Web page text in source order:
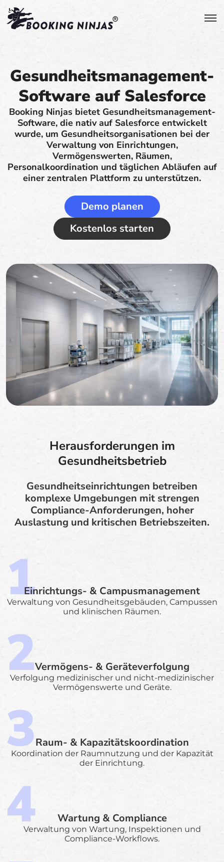
Gesundheitsmanagement-
Software auf Salesforce
Booking Ninjas bietet Gesundheitsmanagement-
Software, die nativ auf Salesforce entwickelt
wurde, um Gesundheitsorganisationen bei der
Verwaltung von Einrichtungen,
Vermögenswerten, Räumen,
Personalkoordination und täglichen Abläufen auf
einer zentralen Plattform zu unterstützen.
Demo planen
Kostenlos starten
Herausforderungen im
Gesundheitsbetrieb
Gesundheitseinrichtungen betreiben
komplexe Umgebungen mit strengen
Compliance-Anforderungen, hoher
Auslastung und kritischen Betriebszeiten.
Einrichtungs- & Campusmanagement
Verwaltung von Gesundheitsgebäuden, Campussen
und klinischen Räumen.
Vermögens- & Geräteverfolgung
Verfolgung medizinischer und nicht-medizinischer
Vermögenswerte und Geräte.
Raum- & Kapazitätskoordination
Koordination der Raumnutzung und der Kapazität
der Einrichtung.
Wartung & Compliance
Verwaltung von Wartung, Inspektionen und
Compliance-Workflows.